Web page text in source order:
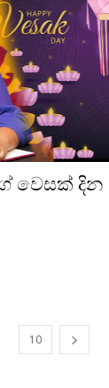
වෙසක් දින
10